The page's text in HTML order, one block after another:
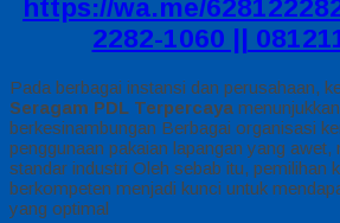
https://wa.me/
2282-1060 ||
Pada berbagai instansi dan perusahaan,
Seragam PDL Terpercaya
berkesinambungan Berbagai organisasi
penggunaan pakaian lapangan yang awet,
standar industri Oleh sebab itu, pemilihan
berkompeten menjadi kunci untuk
yang optimal